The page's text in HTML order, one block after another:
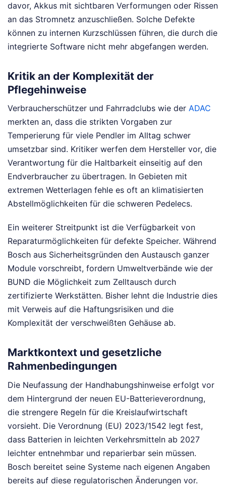
davor, Akkus mit sichtbaren Verformungen oder Rissen
an das Stromnetz anzuschließen. Solche Defekte
können zu internen Kurzschlüssen führen, die durch die
integrierte Software nicht mehr abgefangen werden.
Kritik an der Komplexität der
Pflegehinweise
Verbraucherschützer und Fahrradclubs wie der ADAC
merkten an, dass die strikten Vorgaben zur
Temperierung für viele Pendler im Alltag schwer
umsetzbar sind. Kritiker werfen dem Hersteller vor, die
Verantwortung für die Haltbarkeit einseitig auf den
Endverbraucher zu übertragen. In Gebieten mit
extremen Wetterlagen fehle es oft an klimatisierten
Abstellmöglichkeiten für die schweren Pedelecs.
Ein weiterer Streitpunkt ist die Verfügbarkeit von
Reparaturmöglichkeiten für defekte Speicher. Während
Bosch aus Sicherheitsgründen den Austausch ganzer
Module vorschreibt, fordern Umweltverbände wie der
BUND die Möglichkeit zum Zelltausch durch
zertifizierte Werkstätten. Bisher lehnt die Industrie dies
mit Verweis auf die Haftungsrisiken und die
Komplexität der verschweißten Gehäuse ab.
Marktkontext und gesetzliche
Rahmenbedingungen
Die Neufassung der Handhabungshinweise erfolgt vor
dem Hintergrund der neuen EU-Batterieverordnung,
die strengere Regeln für die Kreislaufwirtschaft
vorsieht. Die Verordnung (EU) 2023/1542 legt fest,
dass Batterien in leichten Verkehrsmitteln ab 2027
leichter entnehmbar und reparierbar sein müssen.
Bosch bereitet seine Systeme nach eigenen Angaben
bereits auf diese regulatorischen Änderungen vor.